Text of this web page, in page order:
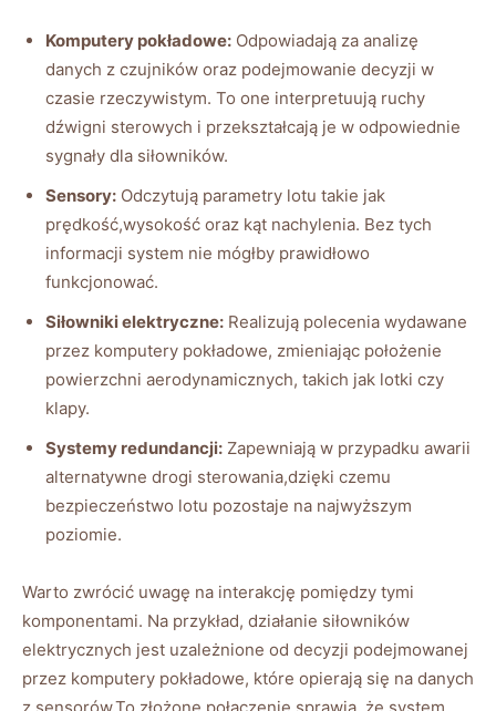
Komputery pokładowe: Odpowiadają za analizę​
danych z czujników oraz podejmowanie ⁣decyzji w⁤
czasie rzeczywistym. To one​ interpretuują ruchy
dźwigni sterowych i przekształcają je w odpowiednie
sygnały dla ‍siłowników.
Sensory: Odczytują parametry lotu takie jak
prędkość,wysokość oraz‌ kąt ⁣nachylenia.​ Bez tych
informacji system nie mógłby prawidłowo
funkcjonować.
Siłowniki elektryczne: Realizują ​polecenia wydawane
przez komputery pokładowe, zmieniając położenie
powierzchni‍ aerodynamicznych, takich jak lotki czy
klapy.
Systemy redundancji: Zapewniają w przypadku awarii
alternatywne drogi ⁤sterowania,dzięki czemu
bezpieczeństwo⁢ lotu ⁢pozostaje na najwyższym
poziomie.
Warto zwrócić ‍uwagę na interakcję pomiędzy‍ tymi
komponentami. Na⁢ przykład, działanie⁢ siłowników
elektrycznych jest ​uzależnione od decyzji podejmowanej
przez komputery‌ pokładowe, które opierają się na danych